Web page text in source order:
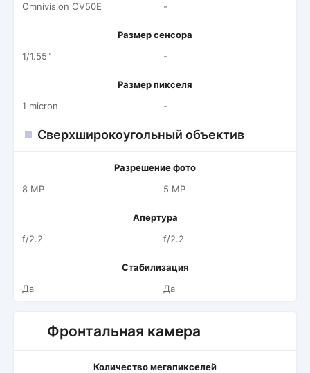
Omnivision OV50E
-
Размер сенсора
1/1.55"
-
Размер пикселя
1 micron
-
Сверхширокоугольный объектив
Разрешение фото
8 MP
5 MP
Апертура
f/2.2
f/2.2
Стабилизация
Да
Да
Фронтальная камера
Количество мегапикселей